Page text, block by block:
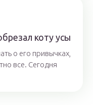
коту усы
о его привычках,
все. Сегодня